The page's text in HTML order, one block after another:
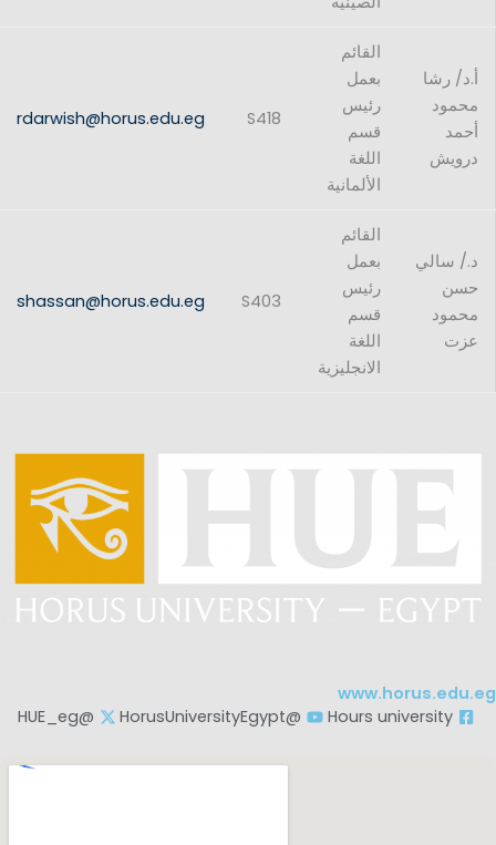
أ.د/ رشا
محمود
أحمد
درويش
القائم
بعمل
رئيس
قسم
اللغة
الألمانية
S418
rdarwish@horus.edu.eg
د./ سالي
حسن
محمود
عزت
القائم
بعمل
رئيس
قسم
اللغة
الانجليزية
S403
shassan@horus.edu.eg
www.horus.edu.eg
Hours university
@HorusUniversityEgypt
@HUE_eg